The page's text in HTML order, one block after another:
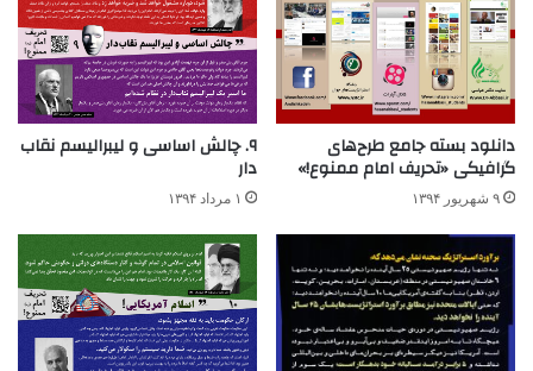
دانلود بسته جامع طرح‌های
گرافیکی «تحریف امام ممنوع!»
۹ شهریور ۱۳۹۴
۹. چالش اساسی و لیبرالیسم نقاب
دار
۱ مرداد ۱۳۹۴